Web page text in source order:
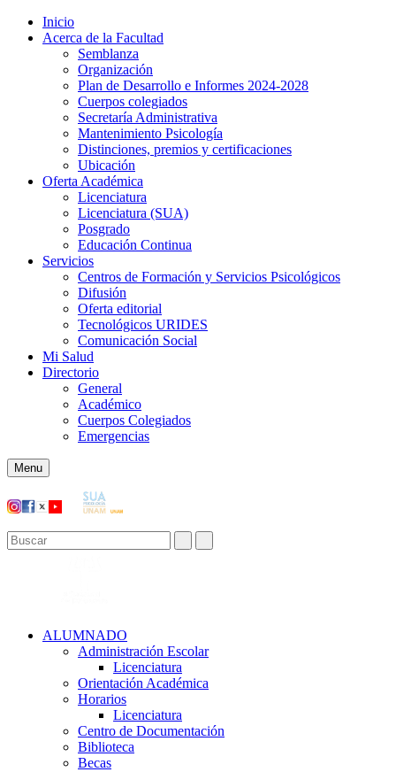
Inicio
Acerca de la Facultad
Semblanza
Organización
Plan de Desarrollo e Informes 2024-2028
Cuerpos colegiados
Secretaría Administrativa
Mantenimiento Psicología
Distinciones, premios y certificaciones
Ubicación
Oferta Académica
Licenciatura
Licenciatura (SUA)
Posgrado
Educación Continua
Servicios
Centros de Formación y Servicios Psicológicos
Difusión
Oferta editorial
Tecnológicos URIDES
Comunicación Social
Mi Salud
Directorio
General
Académico
Cuerpos Colegiados
Emergencias
Menu
ALUMNADO
Administración Escolar
Licenciatura
Orientación Académica​
Horarios
Licenciatura
Centro de Documentación
Biblioteca
Becas